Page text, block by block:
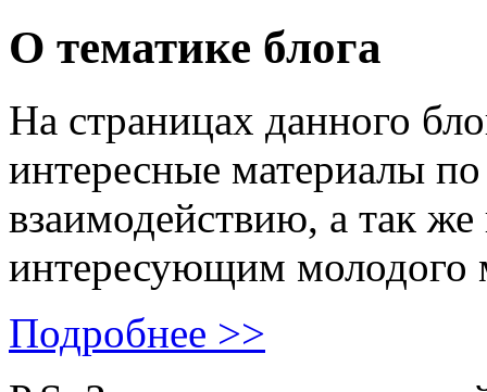
О тематике блога
На страницах данного
интересные материалы
взаимодействию, а так
интересующим молодого
Подробнее >>